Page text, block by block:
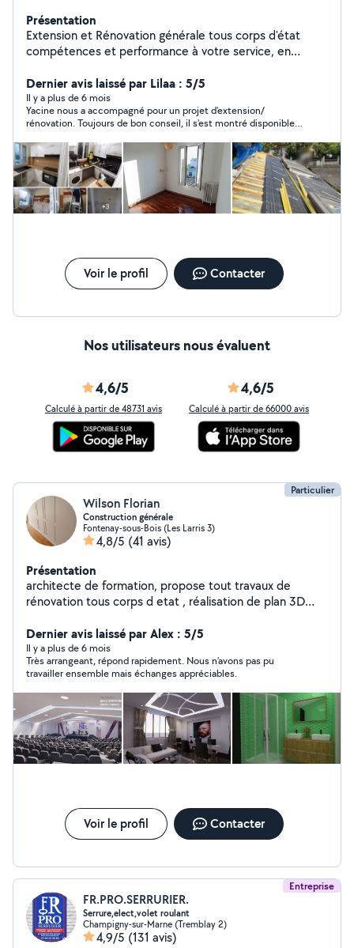
Présentation
Extension et Rénovation générale tous corps d'état
compétences et performance à votre service, en
forte proposition dans l'aménagement Plans 2D - 3D
réalistes - Chiffrage de vos projets - Démarches
administratives pour travaux (Déclaration auprès des
villes, EPT ..etc.) - Réalisation des travaux extension
et/ou rénovation intérieure et extérieure tous corps
d'état jusqu'à livraison.
Dernier avis laissé par Lilaa : 5/5
Il y a plus de 6 mois
Yacine nous a accompagné pour un projet d'extension/
rénovation. Toujours de bon conseil, il s'est montré disponible,
vos projets.
Voir le profil Contacter
Nos utilisateurs nous évaluent
4,6/5
Calculé à partir de 48731 avis
4,6/5
Calculé à partir de 66000 avis
Particulier
Wilson Florian
Construction générale
Fontenay-sous-Bois (Les Larris 3)
4,8/5 (41 avis)
Présentation
architecte de formation, propose tout travaux de
rénovation tous corps d etat , réalisation de plan 3D
Dernier avis laissé par Alex : 5/5
Il y a plus de 6 mois
Très arrangeant, répond rapidement. Nous n’avons pas pu
travailler ensemble mais échanges appréciables.
Voir le profil Contacter
Entreprise
FR.PRO.SERRURIER.
Serrure,elect,volet roulant
Champigny-sur-Marne (Tremblay 2)
4,9/5 (131 avis)